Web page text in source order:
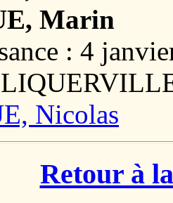
Marin
: 4
Nicolas
Retour à